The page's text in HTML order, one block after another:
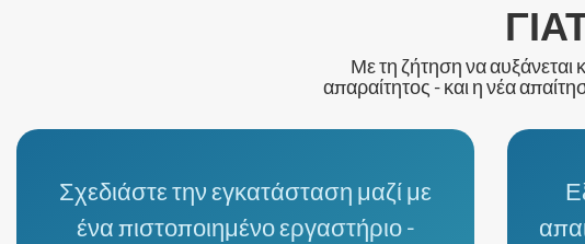
Με τη ζήτηση να αυξάνεται
απαραίτητος - και η νέα
Σχεδιάστε την εγκατάσταση μαζί με
ένα πιστοποιημένο εργαστήριο -